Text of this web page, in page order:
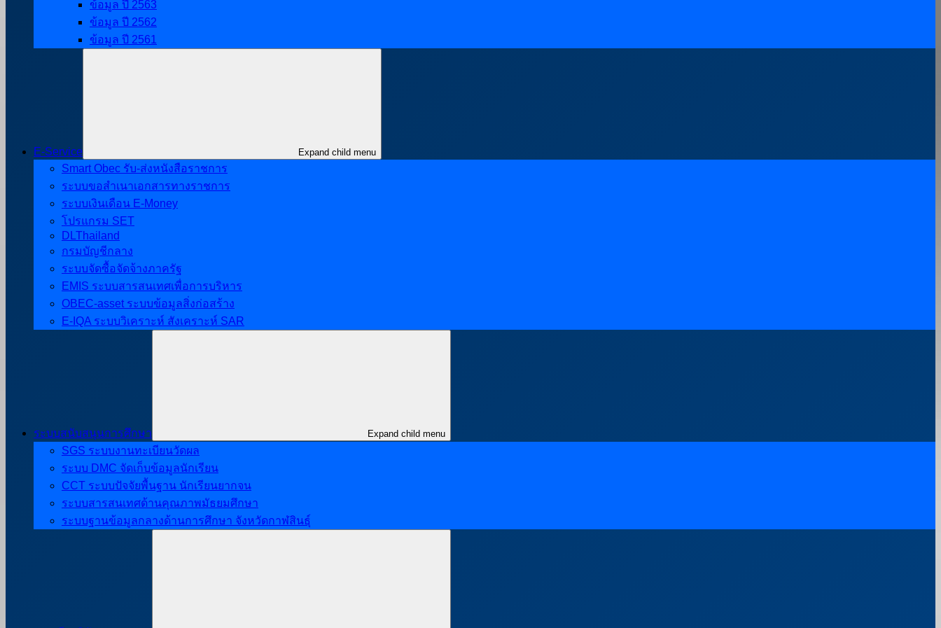
ข้อมูล ปี 2563
ข้อมูล ปี 2562
ข้อมูล ปี 2561
E-Service Expand child menu
Smart Obec รับ-ส่งหนังสือราชการ
ระบบขอสำเนาเอกสารทางราชการ
ระบบเงินเดือน E-Money
โปรแกรม SET
DLThailand
กรมบัญชีกลาง
ระบบจัดซื้อจัดจ้างภาครัฐ
EMIS ระบบสารสนเทศเพื่อการบริหาร
OBEC-asset ระบบข้อมูลสิ่งก่อสร้าง
E-IQA ระบบวิเคราะห์ สังเคราะห์ SAR
ระบบสนับสนุนการศึกษา Expand child menu
SGS ระบบงานทะเบียนวัดผล
ระบบ DMC จัดเก็บข้อมูลนักเรียน
CCT ระบบปัจจัยพื้นฐาน นักเรียนยากจน
ระบบสารสนเทศด้านคุณภาพมัธยมศึกษา
ระบบฐานข้อมูลกลางด้านการศึกษา จังหวัดกาฬสินธุ์